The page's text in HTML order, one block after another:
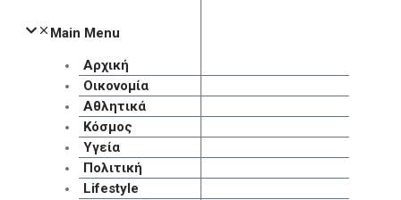
Main Menu
Αρχική
Οικονομία
Αθλητικά
Κόσμος
Υγεία
Πολιτική
Lifestyle